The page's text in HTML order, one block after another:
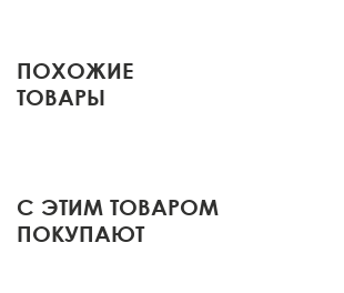
ПОХОЖИЕ
ТОВАРЫ
С ЭТИМ ТОВАРОМ
ПОКУПАЮТ